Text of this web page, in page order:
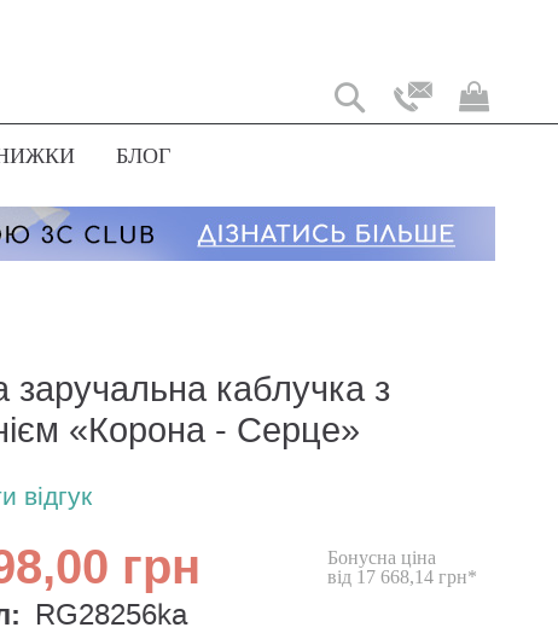
Мій
БЛОГ
заручальна каблучка з
«Корона - Серце»
відгук
грн
Бонусна ціна
від 17 668,14 грн*
RG28256ka